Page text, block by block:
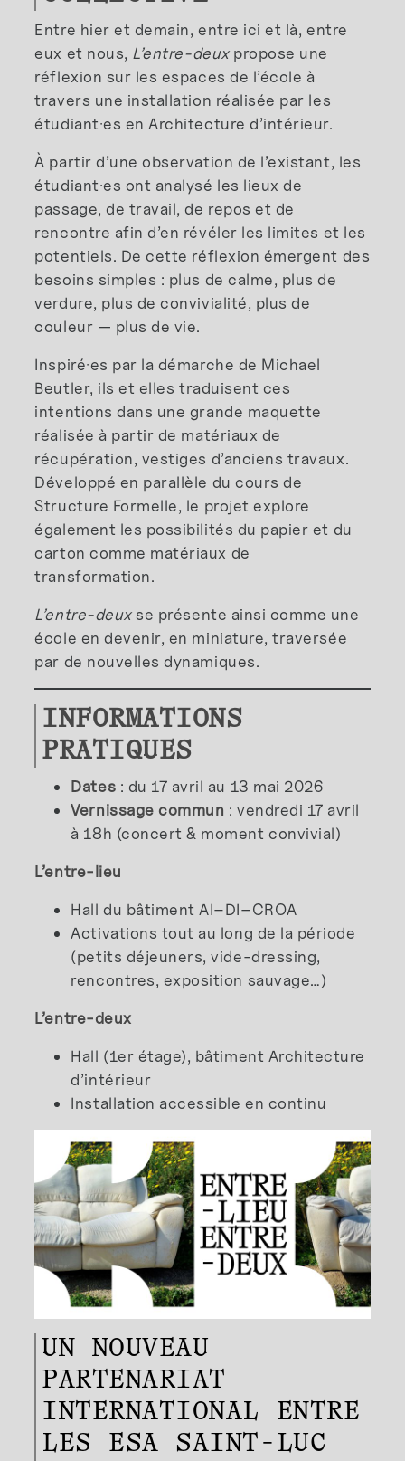
Entre hier et demain, entre ici et là, entre
eux et nous, L’entre-deuxpropose une
réflexion sur les espaces de l’école à
travers une installation réalisée par les
étudiant·es en Architecture d’intérieur.
À partir d’une observation de l’existant, les
étudiant·es ont analysé les lieux de
passage, de travail, de repos et de
rencontre afin d’en révéler les limites et les
potentiels. De cette réflexion émergent des
besoins simples : plus de calme, plus de
verdure, plus de convivialité, plus de
couleur — plus de vie.
Inspiré·es par la démarche de Michael
Beutler, ils et elles traduisent ces
intentions dans une grande maquette
réalisée à partir de matériaux de
récupération, vestiges d’anciens travaux.
Développé en parallèle du cours de
Structure Formelle, le projet explore
également les possibilités du papier et du
carton comme matériaux de
transformation.
L’entre-deuxse présente ainsi comme une
école en devenir, en miniature, traversée
par de nouvelles dynamiques.
INFORMATIONS
PRATIQUES
Dates : du 17 avril au 13 mai 2026
Vernissage commun : vendredi 17 avril
à 18h (concert & moment convivial)
L’entre-lieu
Hall du bâtiment AI–DI–CROA
Activations tout au long de la période
(petits déjeuners, vide-dressing,
rencontres, exposition sauvage…)
L’entre-deux
Hall (1er étage), bâtiment Architecture
d’intérieur
Installation accessible en continu
UN NOUVEAU
PARTENARIAT
INTERNATIONAL ENTRE
LES ESA SAINT-LUC